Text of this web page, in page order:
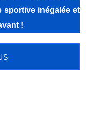
sportive inégalée et
!